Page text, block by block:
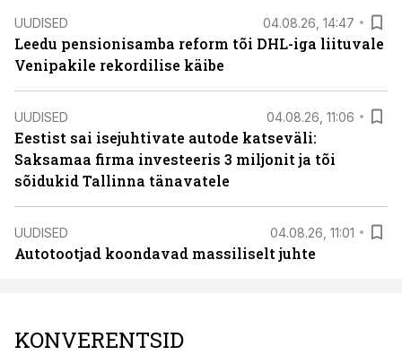
UUDISED 04.08.26, 14:47
Leedu pensionisamba reform tõi DHL-iga liituvale
Venipakile rekordilise käibe
UUDISED 04.08.26, 11:06
Eestist sai isejuhtivate autode katseväli:
Saksamaa firma investeeris 3 miljonit ja tõi
sõidukid Tallinna tänavatele
UUDISED 04.08.26, 11:01
Autotootjad koondavad massiliselt juhte
KONVERENTSID